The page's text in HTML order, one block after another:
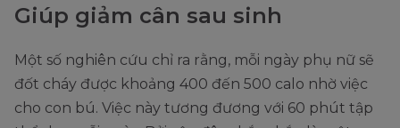
Giúp giảm cân sau sinh
Một số nghiên cứu chỉ ra rằng, mỗi ngày phụ nữ sẽ
đốt cháy được khoảng 400 đến 500 calo nhờ việc
cho con bú. Việc này tương đương với 60 phút tập